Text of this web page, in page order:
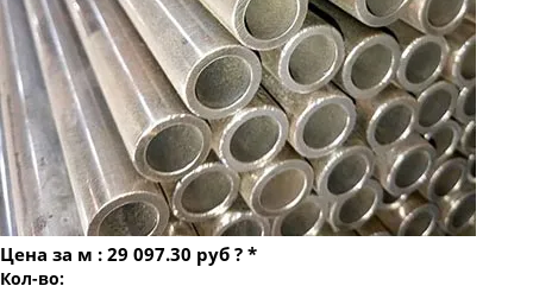
Труба бесшовная 22
Труба бесшовная 24
Труба бесшовная 25
Труба бесшовная 26
Труба бесшовная 27
Труба бесшовная 28
Труба бесшовная 30
Труба бесшовная 32
Труба бесшовная 273х25
Труба бесшовная 273х28
Труба бесшовная 273х30
Труба бесшовная 273х32
Труба бесшовная 273х36
Труба бесшовная 273х40
Труба бесшовная 273х45
Цена за м : 29 097.30 руб ? *
Кол-во: